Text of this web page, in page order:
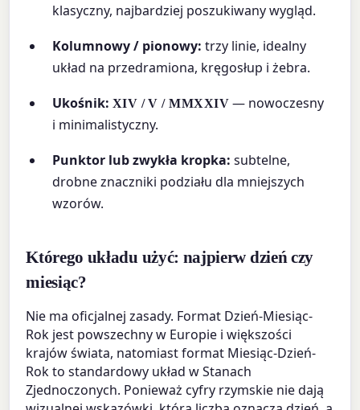
klasyczny, najbardziej poszukiwany wygląd.
Kolumnowy / pionowy: trzy linie, idealny
układ na przedramiona, kręgosłup i żebra.
Ukośnik: XIV / V / MMXXIV — nowoczesny
i minimalistyczny.
Punktor lub zwykła kropka: subtelne,
drobne znaczniki podziału dla mniejszych
wzorów.
Którego układu użyć: najpierw dzień czy
miesiąc?
Nie ma oficjalnej zasady. Format Dzień-Miesiąc-
Rok jest powszechny w Europie i większości
krajów świata, natomiast format Miesiąc-Dzień-
Rok to standardowy układ w Stanach
Zjednoczonych. Ponieważ cyfry rzymskie nie dają